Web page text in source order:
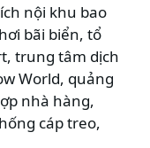
nội khu bao
bãi biển, tổ
trung tâm dịch
World, quảng
nhà hàng,
cáp treo,